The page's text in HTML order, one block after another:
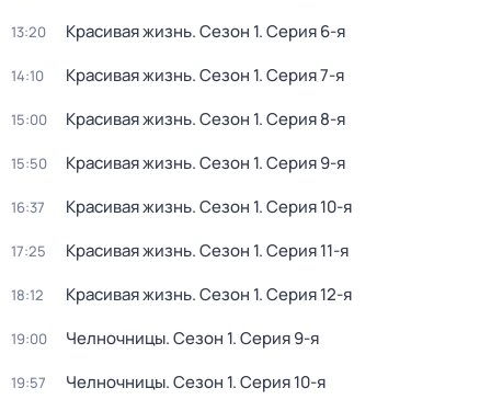
13:20 Красивая жизнь. Сезон 1. Серия 6-я
14:10 Красивая жизнь. Сезон 1. Серия 7-я
15:00 Красивая жизнь. Сезон 1. Серия 8-я
15:50 Красивая жизнь. Сезон 1. Серия 9-я
16:37 Красивая жизнь. Сезон 1. Серия 10-я
17:25 Красивая жизнь. Сезон 1. Серия 11-я
18:12 Красивая жизнь. Сезон 1. Серия 12-я
19:00 Челночницы. Сезон 1. Серия 9-я
19:57 Челночницы. Сезон 1. Серия 10-я